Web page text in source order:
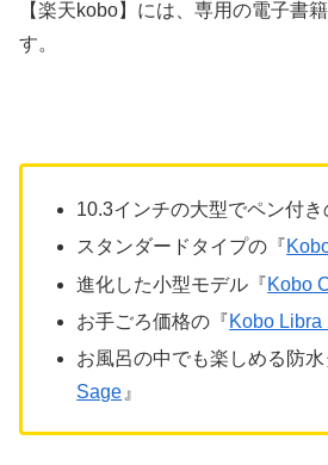
【楽天kobo】には、専用の電子書
す。
10.3インチの大型でペン付き
スタンダードタイプの『
進化した小型モデル『Kobo
お手ごろ価格の『Kobo Libra
お風呂の中でも楽しめる防
Sage 』